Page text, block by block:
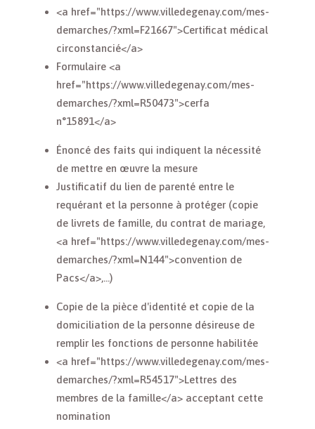
<a href="https://www.villedegenay.com/mes-
demarches/?xml=F21667">Certificat médical
circonstancié</a>
Formulaire <a
href="https://www.villedegenay.com/mes-
demarches/?xml=R50473">cerfa
n°15891</a>
Énoncé des faits qui indiquent la nécessité
de mettre en œuvre la mesure
Justificatif du lien de parenté entre le
requérant et la personne à protéger (copie
de livrets de famille, du contrat de mariage,
<a href="https://www.villedegenay.com/mes-
demarches/?xml=N144">convention de
Pacs</a>,...)
Copie de la pièce d'identité et copie de la
domiciliation de la personne désireuse de
remplir les fonctions de personne habilitée
<a href="https://www.villedegenay.com/mes-
demarches/?xml=R54517">Lettres des
membres de la famille</a> acceptant cette
nomination